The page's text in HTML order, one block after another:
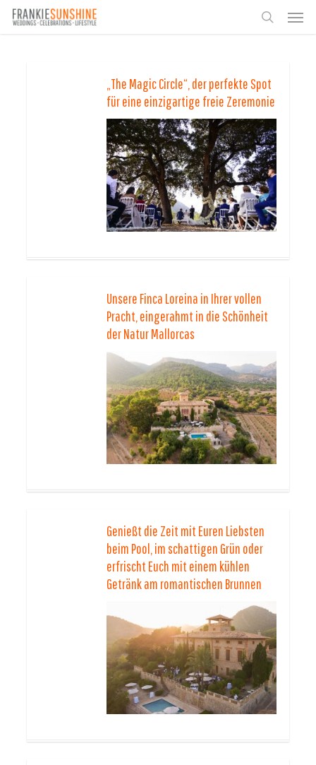
Skip
„The Magic Circle“, der perfekte Spot
für eine einzigartige freie Zeremonie
Unsere Finca Loreina in Ihrer vollen
Pracht, eingerahmt in die Schönheit
der Natur Mallorcas
Genießt die Zeit mit Euren Liebsten
beim Pool, im schattigen Grün oder
erfrischt Euch mit einem kühlen
Getränk am romantischen Brunnen